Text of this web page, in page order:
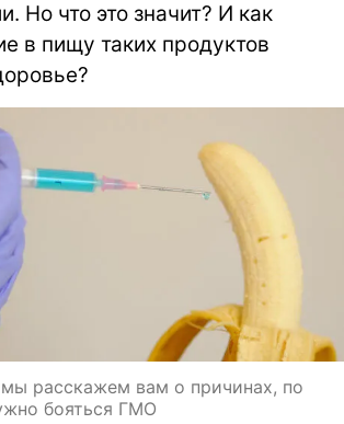
Но что это значит? И как
в пищу таких продуктов
мы расскажем вам о причинах, по
бояться ГМО